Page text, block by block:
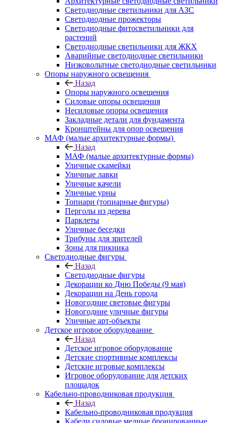
Светодиодные светильники для АЗС
Светодиодные прожекторы
Светодиодные фитосветильники для
растений
Светодиодные светильники для ЖКХ
Аварийные светодиодные светильники
Низковольтные светодиодные светильники
Опоры наружного освещения
Назад
Опоры наружного освещения
Силовые опоры освещения
Несиловые опоры освещения
Закладные детали для фундамента
Кронштейны для опор освещения
МАФ (малые архитектурные формы)
Назад
МАФ (малые архитектурные формы)
Уличные скамейки
Уличные лавки
Уличные качели
Уличные урны
Топиари (топиарные фигуры)
Перголы из дерева
Парклеты
Уличные беседки
Трибуны для зрителей
Зоны для пикника
Светодиодные фигуры
Назад
Светодиодные фигуры
Декорации ко Дню Победы (9 мая)
Декорации на День города
Новогодние световые фигуры
Новогодние уличные фигуры
Уличные арт-объекты
Детское игровое оборудование
Назад
Детское игровое оборудование
Детские спортивные комплексы
Детские игровые комплексы
Игровое оборудование для детских
площадок
Кабельно-проводниковая продукция
Назад
Кабельно-проводниковая продукция
Кабели силовые медные бронированные